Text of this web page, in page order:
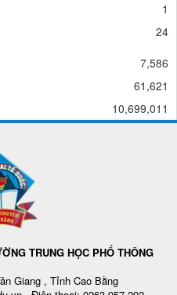
1
24
7,586
61,621
10,699,011
TRUNG HỌC PHỔ THÔNG
Giang , Tỉnh Cao Bằng